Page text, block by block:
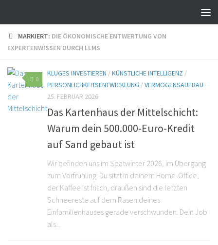
MARKIERT: DIE ÖKONOMISCHE ENTWERTUNG VON
EXPERTENWISSEN DURCH LLMS
0
KLUGES INVESTIEREN /KÜNSTLICHE INTELLIGENZ /
PERSÖNLICHKEITSENTWICKLUNG /VERMÖGENSAUFBAU
25. FEBRUAR 2026
Das Kartenhaus der Mittelschicht:
Warum dein 500.000-Euro-Kredit
auf Sand gebaut ist
Wir befinden uns im Spätwinter 2026, im Übergang
zum Vorfrühling. Du sitzt in deinem Home-Office,
der Kaffee ist frisch, draußen sind die letzten
Schneereste auf dem Rasen deines
Einfamilienhauses gerade verschwunden. Dein Job
als...